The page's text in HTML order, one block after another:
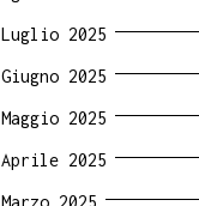
Luglio 2025
Giugno 2025
Maggio 2025
Aprile 2025